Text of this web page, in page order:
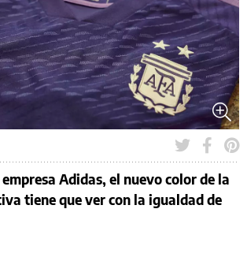
Adidas, el nuevo color de la
tiene que ver con la igualdad de